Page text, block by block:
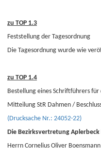
zu TOP 1.3
Feststellung der Tagesordnung
Die Tagesordnung wurde wie
zu TOP 1.4
Bestellung eines Schriftführers
Mitteilung StR Dahmen /
(Drucksache Nr.: 24052-22)
Die Bezirksvertretung
Herrn Cornelius Oliver Boensmann